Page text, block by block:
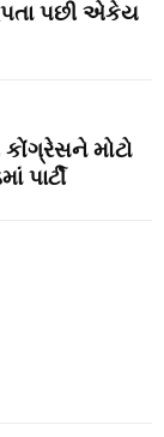
પછી એકેય
કોંગ્રેસને મોટો
પાર્ટી